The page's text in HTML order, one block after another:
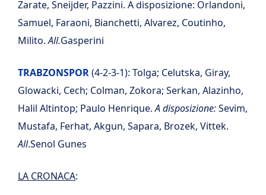
Zarate, Sneijder, Pazzini. A disposizione: Orlandoni,
Samuel, Faraoni, Bianchetti, Alvarez, Coutinho,
Milito.All.Gasperini
TRABZONSPOR(4-2-3-1): Tolga; Celutska, Giray,
Glowacki, Cech; Colman, Zokora; Serkan, Alazinho,
Halil Altintop; Paulo Henrique.A disposizione:Sevim,
Mustafa, Ferhat, Akgun, Sapara, Brozek, Vittek.
All.Senol Gunes
LA CRONACA: